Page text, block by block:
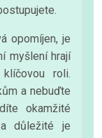
opomíjen, je
myšlení hrají
roli.
a nebuďte
okamžité
důležité je